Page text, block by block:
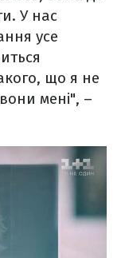
У нас
усе
що я не
мені", –